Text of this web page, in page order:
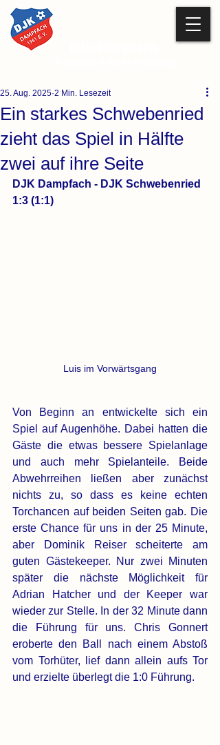
Ein starkes Schwebenried
zieht das Spiel in Hälfte
zwei auf ihre Seite
25. Aug. 2025 2 Min. Lesezeit
DJK Dampfach - DJK Schwebenried
1:3 (1:1)
Luis im Vorwärtsgang
Von Beginn an entwickelte sich ein
Spiel auf Augenhöhe. Dabei hatten die
Gäste die etwas bessere Spielanlage
und auch mehr Spielanteile. Beide
Abwehrreihen ließen aber zunächst
nichts zu, so dass es keine echten
Torchancen auf beiden Seiten gab. Die
erste Chance für uns in der 25 Minute,
aber Dominik Reiser scheiterte am
guten Gästekeeper. Nur zwei Minuten
später die nächste Möglichkeit für
Adrian Hatcher und der Keeper war
wieder zur Stelle. In der 32 Minute dann
die Führung für uns. Chris Gonnert
eroberte den Ball nach einem Abstoß
vom Torhüter, lief dann allein aufs Tor
und erzielte überlegt die 1:0 Führung.